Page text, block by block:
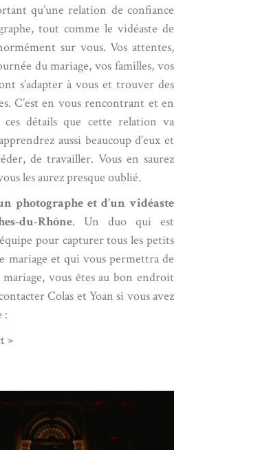
qu’une relation de confiance
tout comme le vidéaste de
sur vous. Vos attentes,
du mariage, vos familles, vos
s’adapter à vous et trouver des
C’est en vous rencontrant et en
détails que cette relation va
aussi beaucoup d’eux et
de travailler. Vous en saurez
les aurez presque oublié.
photographe et d’un vidéaste
du-Rhône. Un duo qui est
pour capturer tous les petits
et qui vous permettra de
vous êtes au bon endroit
Colas et Yoan si vous avez
:
»